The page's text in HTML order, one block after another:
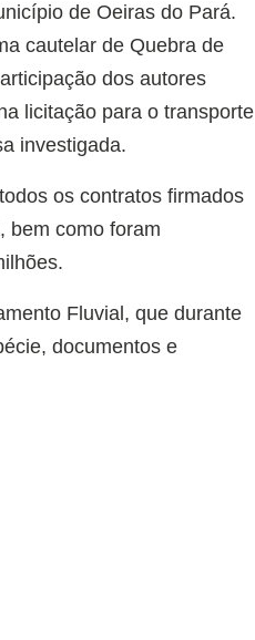
de Oeiras do Pará.
cautelar de Quebra de
dos autores
licitação para o transporte
investigada.
os contratos firmados
bem como foram
Fluvial, que durante
documentos e